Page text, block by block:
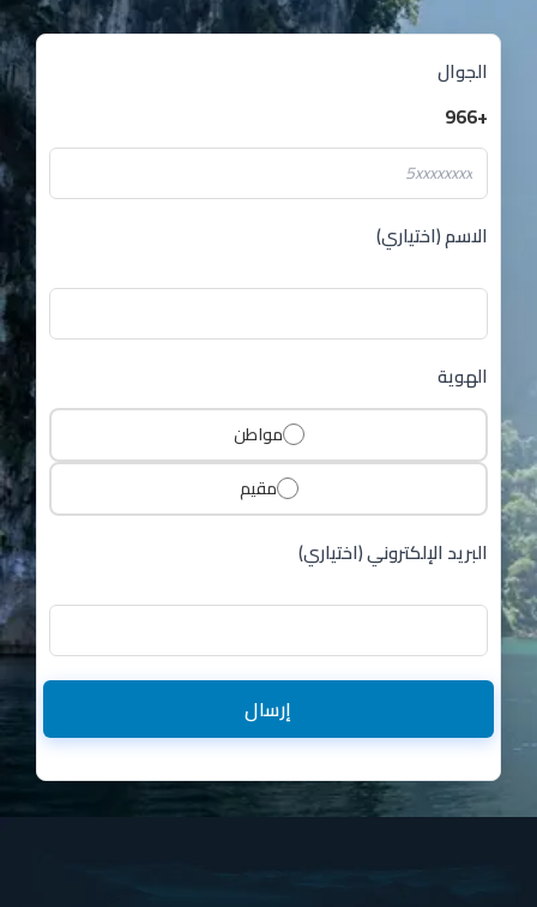
الجوال
+966
الاسم (اختياري)
الهوية
مواطن
مقيم
البريد الإلكتروني (اختياري)
إرسال